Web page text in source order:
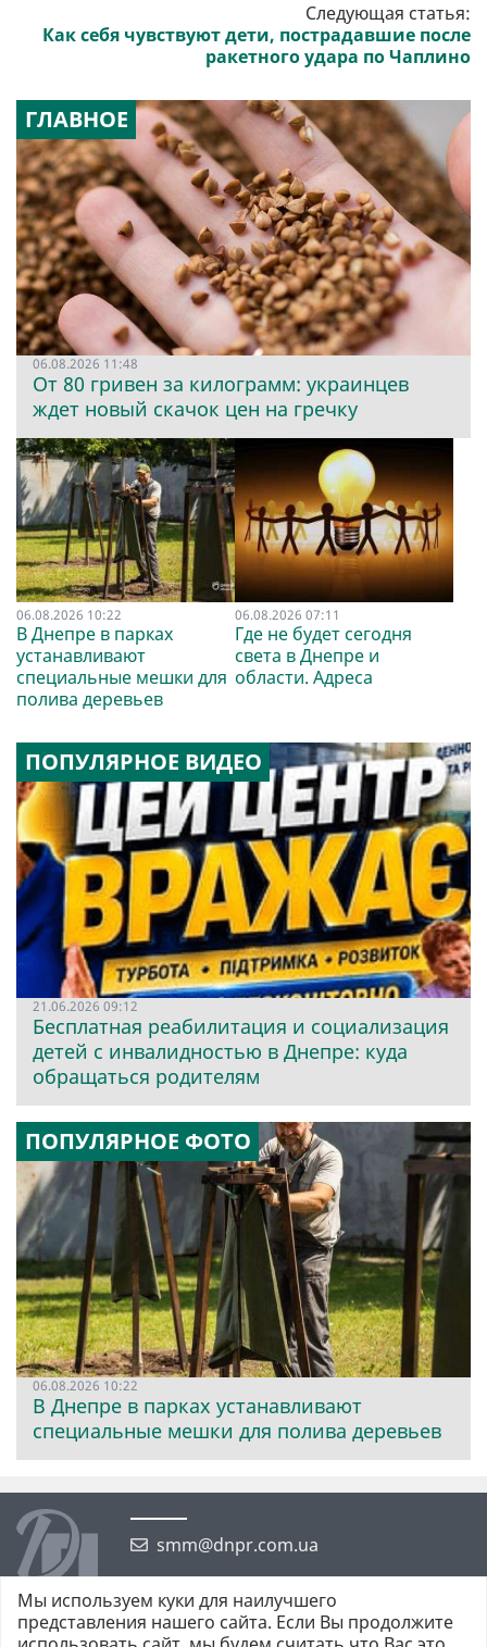
Следующая статья:
Как себя чувствуют дети, пострадавшие после
ракетного удара по Чаплино
ГЛАВНОЕ
06.08.2026 11:48
От 80 гривен за килограмм: украинцев
ждет новый скачок цен на гречку
06.08.2026 10:22
В Днепре в парках
устанавливают
специальные мешки для
полива деревьев
06.08.2026 07:11
Где не будет сегодня
света в Днепре и
области. Адреса
ПОПУЛЯРНОЕ ВИДЕО
21.06.2026 09:12
Бесплатная реабилитация и социализация
детей с инвалидностью в Днепре: куда
обращаться родителям
ПОПУЛЯРНОЕ ФОТО
06.08.2026 10:22
В Днепре в парках устанавливают
специальные мешки для полива деревьев
smm@dnpr.com.ua
Мы используем куки для наилучшего
представления нашего сайта. Если Вы продолжите